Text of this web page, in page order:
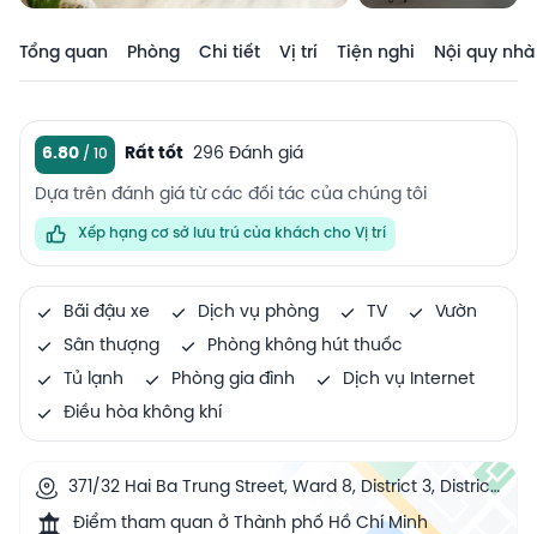
Tổng quan Phòng Chi tiết Vị trí Tiện nghi Nội quy nhà
6.80 Rất tốt 296 Đánh giá
Dựa trên đánh giá từ các đối tác của chúng tôi
Xếp hạng cơ sở lưu trú của khách cho Vị trí
Bãi đậu xe Dịch vụ phòng TV
Vườn
Sân thượng
Phòng không hút thuốc
Tủ lạnh
Phòng gia đình
Dịch vụ Internet
Điều hòa không khí
371/32 Hai Ba Trung Street, Ward 8, District 3, District
3, Ho Chi Minh City, Vietnam
Điểm tham quan ở Thành phố Hồ Chí Minh